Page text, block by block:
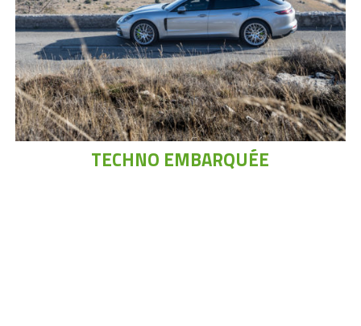
TECHNO EMBARQUÉE